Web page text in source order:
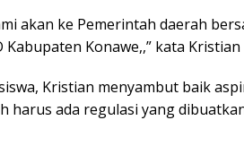
akan ke Pemerintah daerah
Kabupaten Konawe,,” kata
Kristian menyambut baik
harus ada regulasi yang